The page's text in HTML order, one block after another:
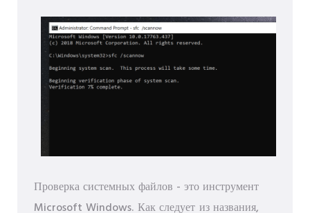
Проверка системных файлов - это инструмент
Microsoft Windows. Как следует из названия,